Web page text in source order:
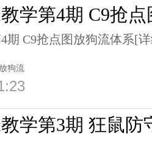
学第4期 C9抢
期 C9抢点图放狗流体系[
放狗流
学第3期 狂鼠防